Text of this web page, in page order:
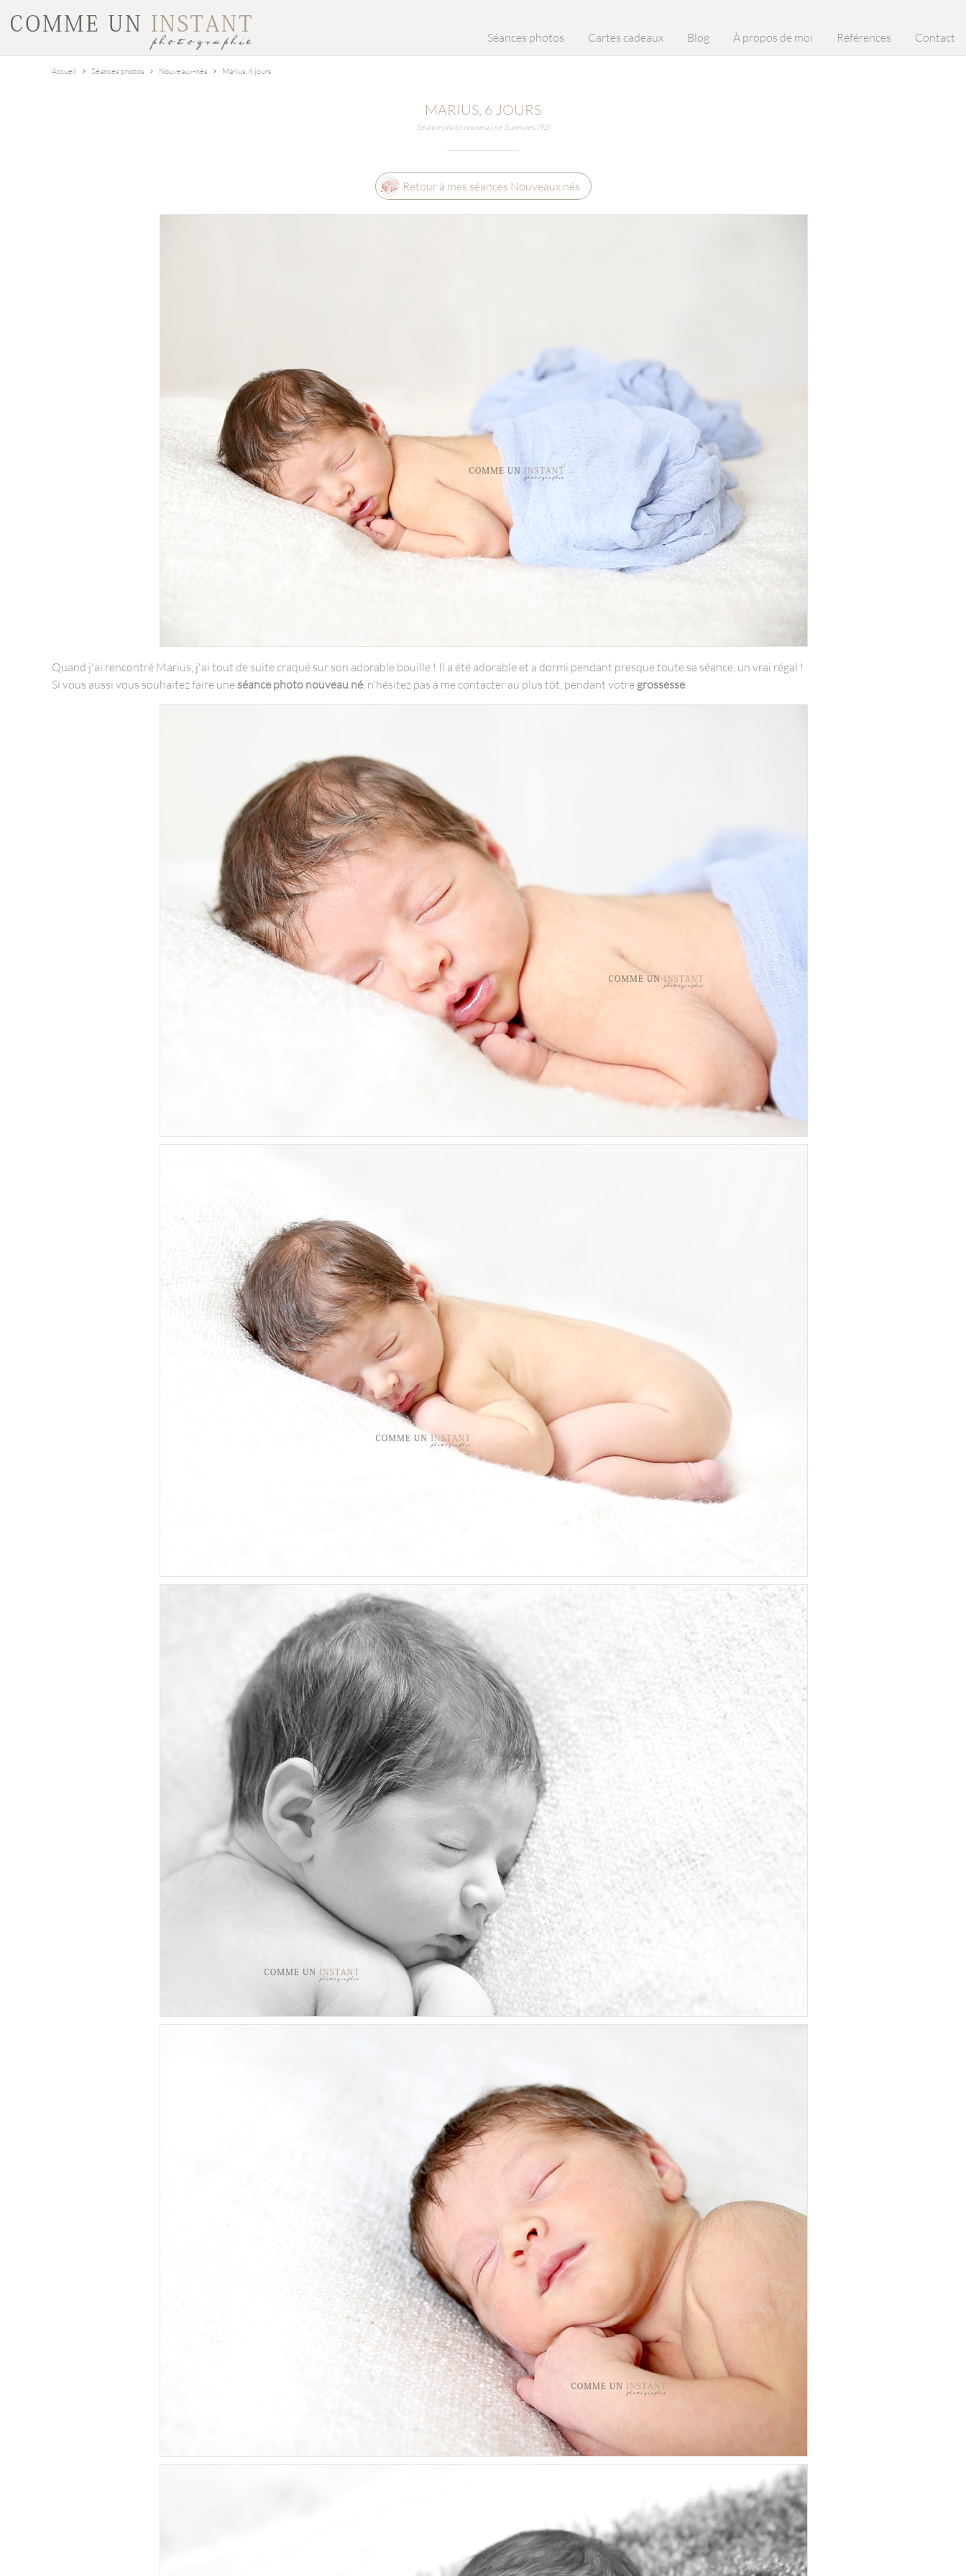
Séances photos Cartes cadeaux Blog À propos de moi Références Contact
Accueil Séances photos Nouveaux-nés Marius, 6 jours
MARIUS, 6 JOURS
Séance photo nouveau né Suresnes (92)
Retour à mes séances Nouveaux nés
Quand j'ai rencontré Marius, j'ai tout de suite craqué sur son adorable bouille ! Il a été adorable et a dormi pendant presque toute sa séance, un vrai régal !
Si vous aussi vous souhaitez faire une séance photo nouveau né, n'hésitez pas à me contacter au plus tôt, pendant votre grossesse.